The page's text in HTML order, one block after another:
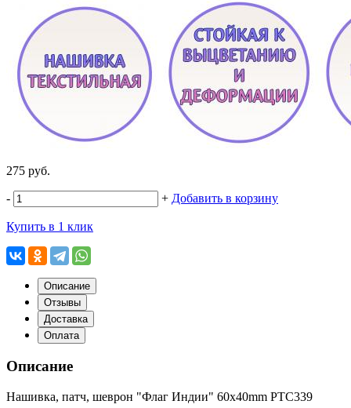
275 руб.
- + Добавить в корзину
Купить в 1 клик
Описание
Отзывы
Доставка
Оплата
Описание
Нашивка, патч, шеврон "Флаг Индии" 60x40mm PTC339